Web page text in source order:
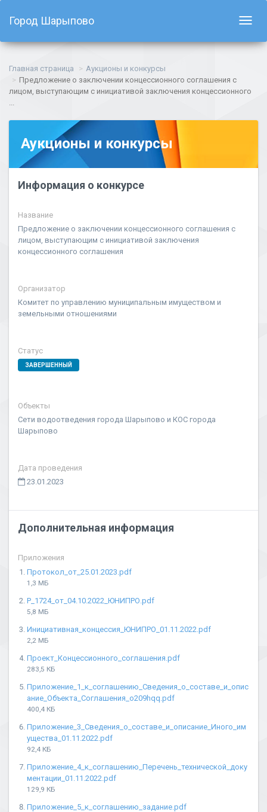
Город Шарыпово
Главная страница
Аукционы и конкурсы
Предложение о заключении концессионного соглашения с
лицом, выступающим с инициативой заключения концессионного
...
Аукционы и конкурсы
Информация о конкурсе
Название
Предложение о заключении концессионного соглашения с
лицом, выступающим с инициативой заключения
концессионного соглашения
Организатор
Комитет по управлению муниципальным имуществом и
земельными отношениями
Статус
ЗАВЕРШЕННЫЙ
Объекты
Сети водоотведения города Шарыпово и КОС города
Шарыпово
Дата проведения
23.01.2023
Дополнительная информация
Приложения
Протокол_от_25.01.2023.pdf
1,3 МБ
Р_1724_от_04.10.2022_ЮНИПРО.pdf
5,8 МБ
Инициативная_концессия_ЮНИПРО_01.11.2022.pdf
2,2 МБ
Проект_Концессионного_соглашения.pdf
283,5 КБ
Приложение_1_к_соглашению_Сведения_о_составе_и_опис
ание_Объекта_Соглашения_o209hqq.pdf
400,4 КБ
Приложение_3_Сведения_о_составе_и_описание_Иного_им
ущества_01.11.2022.pdf
92,4 КБ
Приложение_4_к_соглашению_Перечень_технической_доку
ментации_01.11.2022.pdf
129,9 КБ
Приложение_5_к_соглашению_задание.pdf